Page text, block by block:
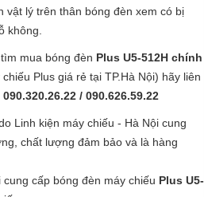
vật lý trên thân bóng đèn xem có bị
không.
mua bóng đèn Plus U5-512H​​ chính
Plus giá rẻ tại TP.Hà Nội) hãy liên
090.320.26.22 / 090.626.59.22
Linh kiện máy chiếu - Hà Nội cung
chất lượng đảm bảo và là hàng
cấp bóng đèn máy chiếu Plus U5-